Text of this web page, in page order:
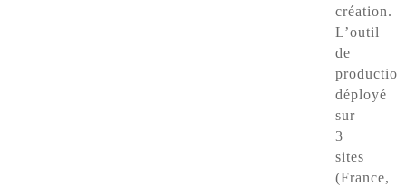
création.
L’outil
de
production
déployé
sur
3
sites
(France,